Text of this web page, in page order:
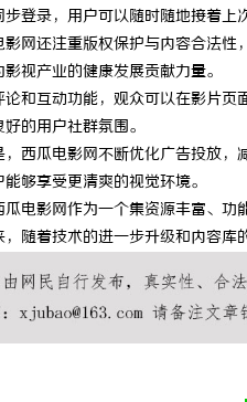
登录，用户可以随时随地接着上
影网还注重版权保护与内容合法
视产业的健康发展贡献力量。
论和互动功能，观众可以在影片
的用户社群氛围。
，西瓜电影网不断优化广告投放
够享受更清爽的视觉环境。
瓜电影网作为一个集资源丰富、
随着技术的进一步升级和内容库
武